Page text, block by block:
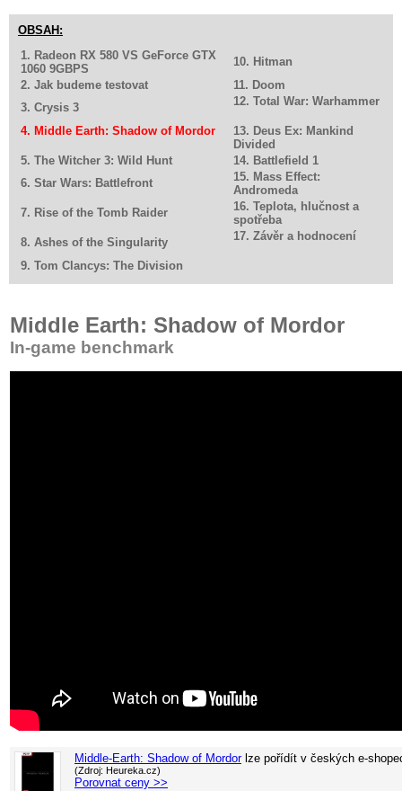
OBSAH:
1. Radeon RX 580 VS GeForce GTX
1060 9GBPS
10. Hitman
2. Jak budeme testovat
11. Doom
3. Crysis 3
12. Total War: Warhammer
4. Middle Earth: Shadow of Mordor
13. Deus Ex: Mankind
Divided
5. The Witcher 3: Wild Hunt
14. Battlefield 1
6. Star Wars: Battlefront
15. Mass Effect:
Andromeda
7. Rise of the Tomb Raider
16. Teplota, hlučnost a
spotřeba
8. Ashes of the Singularity
17. Závěr a hodnocení
9. Tom Clancys: The Division
Middle Earth: Shadow of Mordor
In-game benchmark
Middle-Earth: Shadow of Mordorlze pořídít v českých e-
(Zdroj: Heureka.cz)
Porovnat ceny >>